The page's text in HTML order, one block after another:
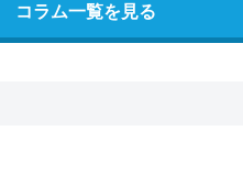
コラム一覧を見る